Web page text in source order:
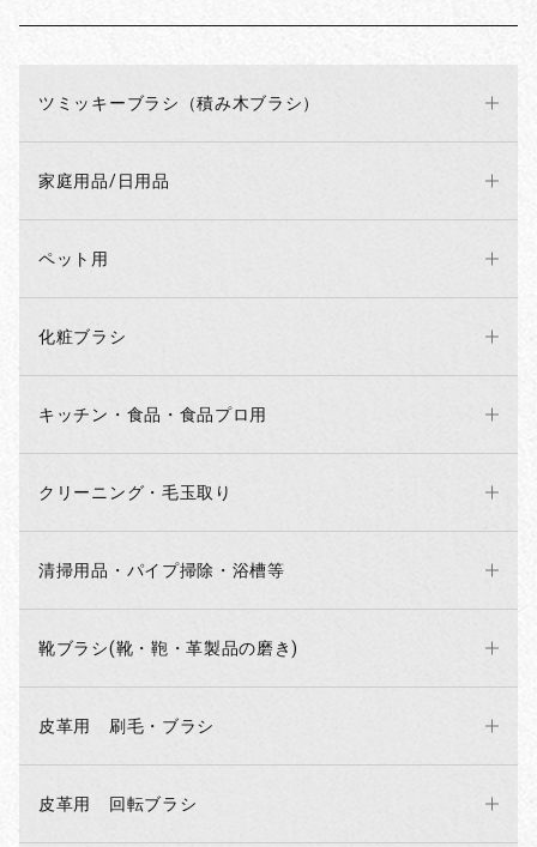
ツミッキーブラシ（積み木ブラシ）
家庭用品/日用品
ペット用
化粧ブラシ
キッチン・食品・食品プロ用
クリーニング・毛玉取り
清掃用品・パイプ掃除・浴槽等
靴ブラシ(靴・鞄・革製品の磨き)
皮革用 刷毛・ブラシ
皮革用 回転ブラシ